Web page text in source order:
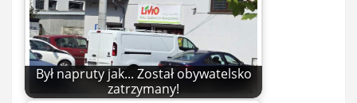
Był napruty jak... Został obywatelsko
zatrzymany!